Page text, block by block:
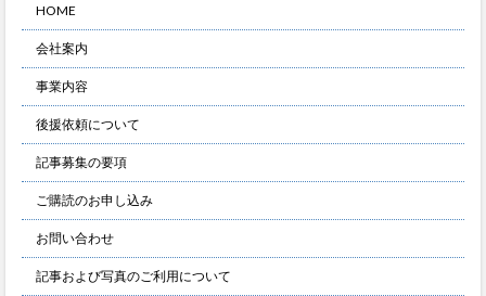
HOME
会社案内
事業内容
後援依頼について
記事募集の要項
ご購読のお申し込み
お問い合わせ
記事および写真のご利用について